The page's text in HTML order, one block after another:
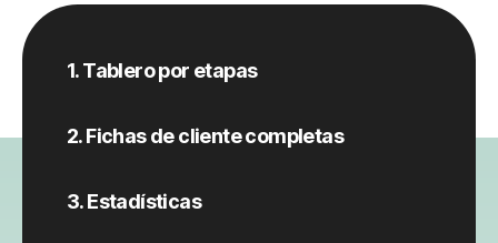
1. Tablero por etapas
2. Fichas de cliente completas
3. Estadísticas